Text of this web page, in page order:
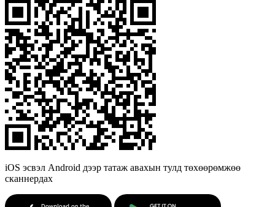
iOS эсвэл Android дээр татаж авахын тулд төхөөрөмжөө
сканнердах